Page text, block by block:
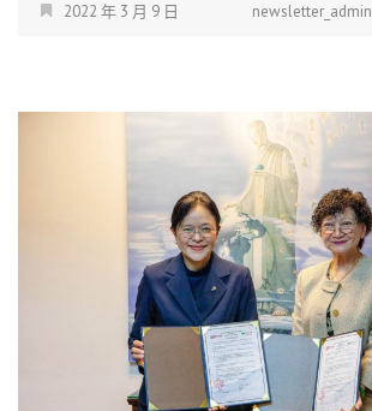
2022 年 3 月 9 日 newsletter_admin